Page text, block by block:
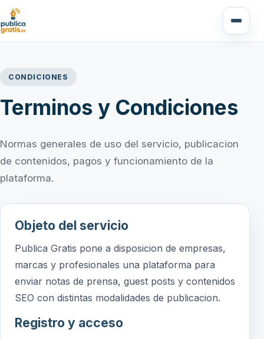
CONDICIONES
Terminos y Condiciones
Normas generales de uso del servicio, publicacion
de contenidos, pagos y funcionamiento de la
plataforma.
Objeto del servicio
Publica Gratis pone a disposicion de empresas,
marcas y profesionales una plataforma para
enviar notas de prensa, guest posts y contenidos
SEO con distintas modalidades de publicacion.
Registro y acceso